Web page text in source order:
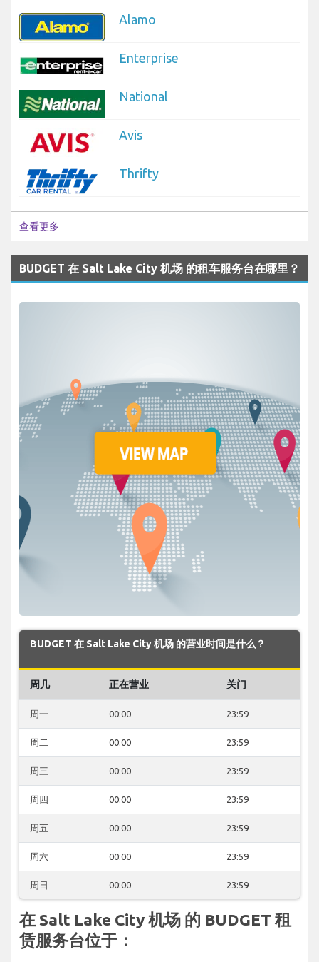
Alamo
Enterprise
National
Avis
Thrifty
查看更多
BUDGET 在 Salt Lake City 机场 的租车服务台在哪里？
BUDGET 在 Salt Lake City 机场 的营业时间是什么？
周几 正在营业 关门
周一 00:00 23:59
周二 00:00 23:59
周三 00:00 23:59
周四 00:00 23:59
周五 00:00 23:59
周六 00:00 23:59
周日 00:00 23:59
在 Salt Lake City 机场 的 BUDGET 租
赁服务台位于：